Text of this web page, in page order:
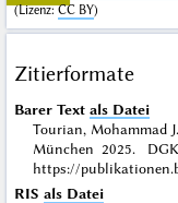
(Lizenz:CC BY)
Zitierformate
Barer Text als Datei
Tourian, Mohammad
München 2025.
https://
RIS als Datei